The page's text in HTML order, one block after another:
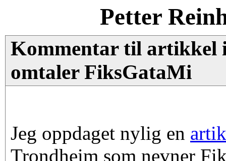
Petter
Kommentar til artikkel i
omtaler FiksGataMi
Jeg oppdaget nylig en
Trondheim som nevner